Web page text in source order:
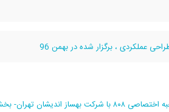
عملکردی ، برگزار شده در بهمن 96
تهران- بخش ۱)